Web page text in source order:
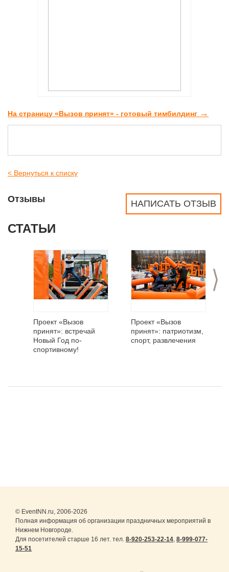
На страницу «Вызов принят» - готовый тимбилдинг →
< Вернуться к списку
НАПИСАТЬ ОТЗЫВ
Отзывы
СТАТЬИ
>
Проект «Вызов
принят»: встречай
Новый Год по-
спортивному!
Проект «Вызов
принят»: патриотизм,
спорт, развлечения
© EventNN.ru, 2006-2026
Полная информация об организации праздничных мероприятий в
Нижнем Новгороде.
Для посетителей старше 16 лет. тел. 8-920-253-22-14 8-999-077-
15-51